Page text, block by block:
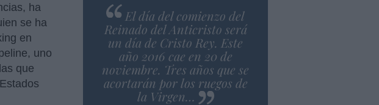
ha
se ha
en
uno
que
El día del comienzo del
Reinado del Anticristo será
un día de Cristo Rey. Este
año 2016 cae en 20 de
noviembre. Tres años que se
acortarán por los ruegos de
la Virgen…